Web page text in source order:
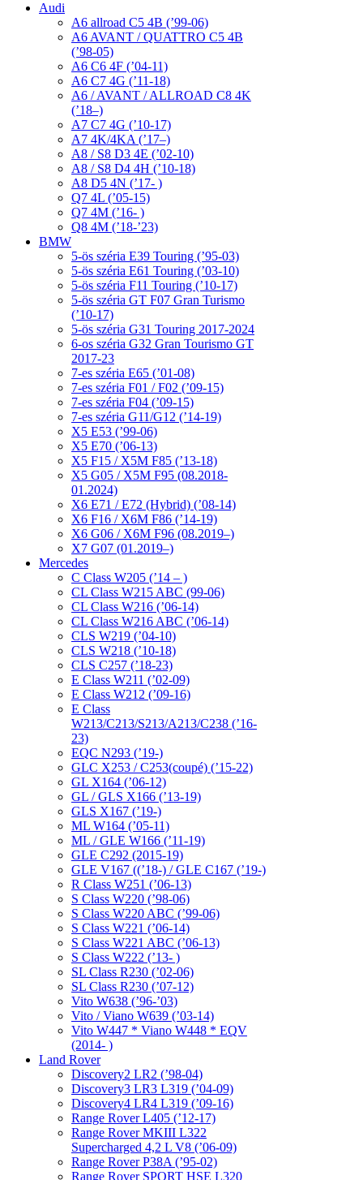
Audi
A6 allroad C5 4B (’99-06)
A6 AVANT / QUATTRO C5 4B
(’98-05)
A6 C6 4F (’04-11)
A6 C7 4G (’11-18)
A6 / AVANT / ALLROAD C8 4K
(’18–)
A7 C7 4G (’10-17)
A7 4K/4KA (’17–)
A8 / S8 D3 4E (’02-10)
A8 / S8 D4 4H (’10-18)
A8 D5 4N (’17- )
Q7 4L (’05-15)
Q7 4M (’16- )
Q8 4M (’18-’23)
BMW
5-ös széria E39 Touring (’95-03)
5-ös széria E61 Touring (’03-10)
5-ös széria F11 Touring (’10-17)
5-ös széria GT F07 Gran Turismo
(’10-17)
5-ös széria G31 Touring 2017-2024
6-os széria G32 Gran Tourismo GT
2017-23
7-es széria E65 (’01-08)
7-es széria F01 / F02 (’09-15)
7-es széria F04 (’09-15)
7-es széria G11/G12 (’14-19)
X5 E53 (’99-06)
X5 E70 (’06-13)
X5 F15 / X5M F85 (’13-18)
X5 G05 / X5M F95 (08.2018-
01.2024)
X6 E71 / E72 (Hybrid) (’08-14)
X6 F16 / X6M F86 (’14-19)
X6 G06 / X6M F96 (08.2019–)
X7 G07 (01.2019–)
Mercedes
C Class W205 (’14 – )
CL Class W215 ABC (99-06)
CL Class W216 (’06-14)
CL Class W216 ABC (’06-14)
CLS W219 (’04-10)
CLS W218 (’10-18)
CLS C257 (’18-23)
E Class W211 (’02-09)
E Class W212 (’09-16)
E Class
W213/C213/S213/A213/C238 (’16-
23)
EQC N293 (’19-)
GLC X253 / C253(coupé) (’15-22)
GL X164 (’06-12)
GL / GLS X166 (’13-19)
GLS X167 (’19-)
ML W164 (’05-11)
ML / GLE W166 (’11-19)
GLE C292 (2015-19)
GLE V167 ((’18-) / GLE C167 (’19-)
R Class W251 (’06-13)
S Class W220 (’98-06)
S Class W220 ABC (’99-06)
S Class W221 (’06-14)
S Class W221 ABC (’06-13)
S Class W222 (’13- )
SL Class R230 (’02-06)
SL Class R230 (’07-12)
Vito W638 (’96-’03)
Vito / Viano W639 (’03-14)
Vito W447 * Viano W448 * EQV
(2014- )
Land Rover
Discovery2 LR2 (’98-04)
Discovery3 LR3 L319 (’04-09)
Discovery4 LR4 L319 (’09-16)
Range Rover L405 (’12-17)
Range Rover MKIII L322
Supercharged 4,2 L V8 (’06-09)
Range Rover P38A (’95-02)
Range Rover SPORT HSE L320